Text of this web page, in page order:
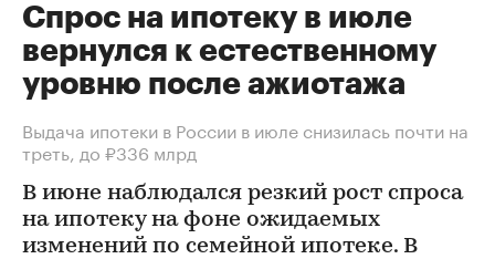
Спрос на ипотеку в июле
вернулся к естественному
уровню после ажиотажа
Выдача ипотеки в России в июле снизилась почти на
треть, до ₽336 млрд
В июне наблюдался резкий рост спроса
на ипотеку на фоне ожидаемых
изменений по семейной ипотеке. В